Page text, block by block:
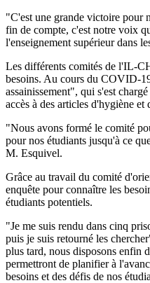
"C'est une grande victoire pour
fin de compte, c'est notre voix
l'enseignement supérieur dans
Les différents comités de l'IL-
besoins. Au cours du COVID-
assainissement", qui s'est
accès à des articles d'hygiène et
"Nous avons formé le comité
pour nos étudiants jusqu'à ce
M. Esquivel.
Grâce au travail du comité
enquête pour connaître les
étudiants potentiels.
"Je me suis rendu dans cinq
puis je suis retourné les
plus tard, nous disposons enfin
permettront de planifier à
besoins et des défis de nos